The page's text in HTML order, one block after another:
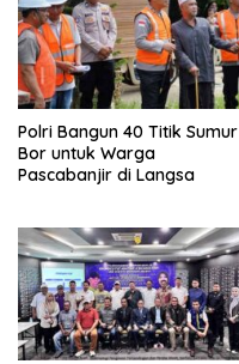
Polri Bangun 40 Titik Sumur
Bor untuk Warga
Pascabanjir di Langsa